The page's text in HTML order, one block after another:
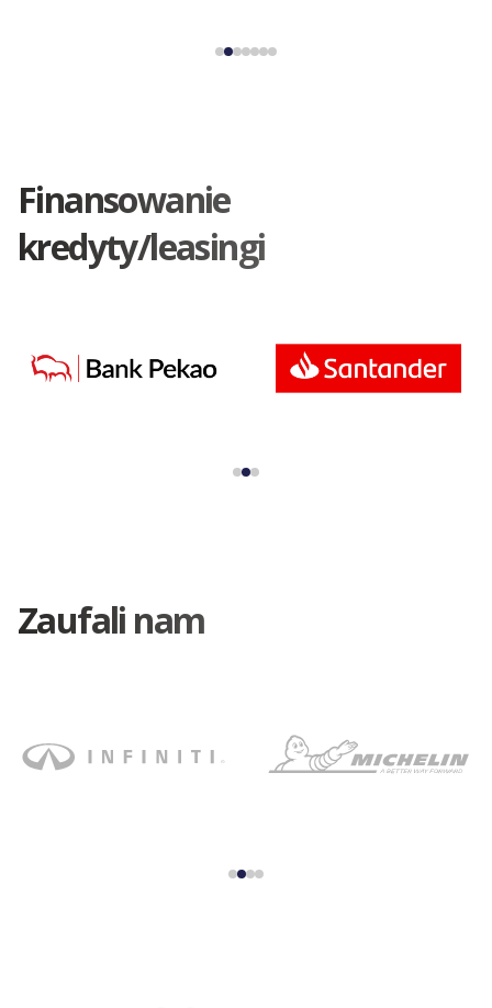
Finansowanie
kredyty/leasingi
Zaufali nam